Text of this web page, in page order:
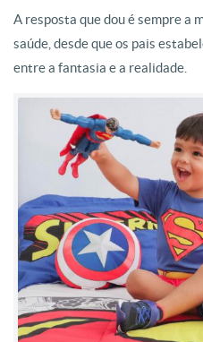
A resposta que dou é sempre a
saúde, desde que os pais
entre a fantasia e a realidade.